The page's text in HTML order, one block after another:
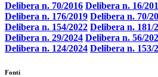
Delibera n. 70/2016 Delibera n. 16/
Delibera n. 176/2019 Delibera n. 70/
Delibera n. 154/2022 Delibera n. 181/
Delibera n. 29/2024 Delibera n. 56/
Delibera n. 124/2024 Delibera n. 153/
Fonti